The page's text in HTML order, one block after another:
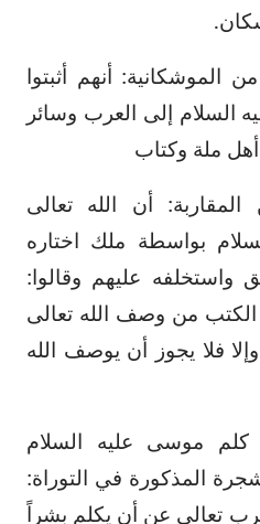
الموشكانية: أنهم أثبتوا
السلام إلى العرب وسائر
ملة وكتاب
أن الله تعالى
بواسطة ملك اختاره
واستخلفه عليهم وقالوا:
الكتب من وصف الله تعالى
فلا يجوز أن يوصف الله
كلم موسى عليه السلام
المذكورة في التوراة:
تعالى عن أن يكلم بشراً